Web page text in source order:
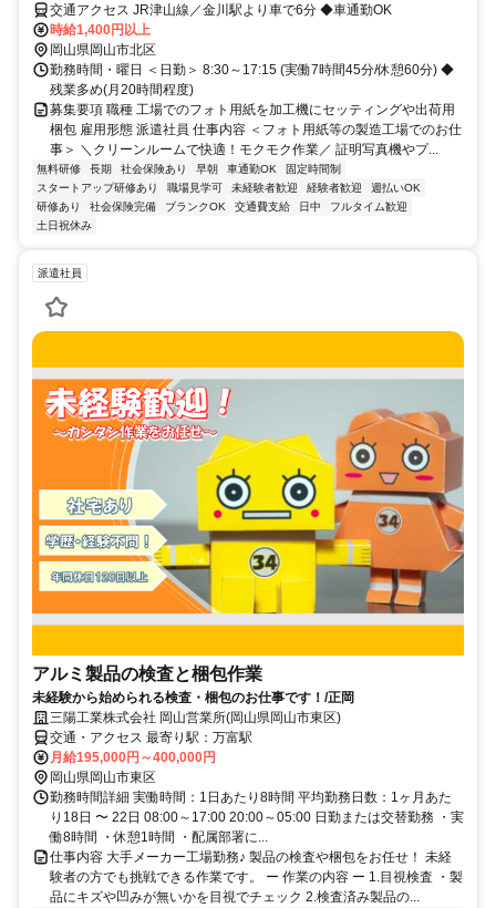
交通アクセス JR津山線／金川駅より車で6分 ◆車通勤OK
時給1,400円以上
岡山県岡山市北区
勤務時間・曜日 ＜日勤＞ 8:30～17:15 (実働7時間45分/休憩60分) ◆
残業多め(月20時間程度)
募集要項 職種 工場でのフォト用紙を加工機にセッティングや出荷用
梱包 雇用形態 派遣社員 仕事内容 ＜フォト用紙等の製造工場でのお仕
事＞ ＼クリーンルームで快適！モクモク作業／ 証明写真機やプ...
無料研修 長期 社会保険あり 早朝 車通勤OK
固定時間制
スタートアップ研修あり
職場見学可 未経験者歓迎 経験者歓迎
週払いOK
研修あり
社会保険完備 ブランクOK 交通費支給 日中
フルタイム歓迎
土日祝休み
派遣社員
アルミ製品の検査と梱包作業
未経験から始められる検査・梱包のお仕事です！/正岡
三陽工業株式会社 岡山営業所(岡山県岡山市東区)
交通・アクセス 最寄り駅：万富駅
月給195,000円～400,000円
岡山県岡山市東区
勤務時間詳細 実働時間：1日あたり8時間 平均勤務日数：1ヶ月あた
り18日 〜 22日 08:00～17:00 20:00～05:00 日勤または交替勤務 ・実
働8時間 ・休憩1時間 ・配属部署に...
仕事内容 大手メーカー工場勤務♪ 製品の検査や梱包をお任せ！ 未経
験者の方でも挑戦できる作業です。 ー 作業の内容 ー 1.目視検査 ・製
品にキズや凹みが無いかを目視でチェック 2.検査済み製品の...